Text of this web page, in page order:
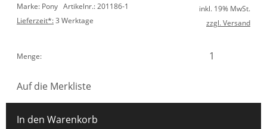
Marke: Pony Artikelnr.: 201186-1
Lieferzeit*:3 Werktage
inkl. 19% MwSt.
zzgl. Versand
Menge:
Auf die Merkliste
In den Warenkorb